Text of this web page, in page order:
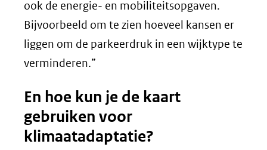
ook de energie- en mobiliteitsopgaven.
Bijvoorbeeld om te zien hoeveel kansen er
liggen om de parkeerdruk in een wijktype te
verminderen.”
En hoe kun je de kaart
gebruiken voor
klimaatadaptatie?